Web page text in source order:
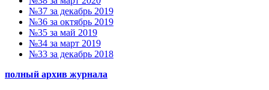
№37 за декабрь 2019
№36 за октябрь 2019
№35 за май 2019
№34 за март 2019
№33 за декабрь 2018
полный архив журнала